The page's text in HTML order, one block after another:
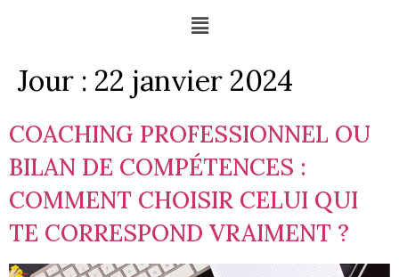
Jour : 22 janvier 2024
COACHING PROFESSIONNEL OU
BILAN DE COMPÉTENCES :
COMMENT CHOISIR CELUI QUI
TE CORRESPOND VRAIMENT ?